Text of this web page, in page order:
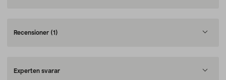
Recensioner (1)
Experten svarar